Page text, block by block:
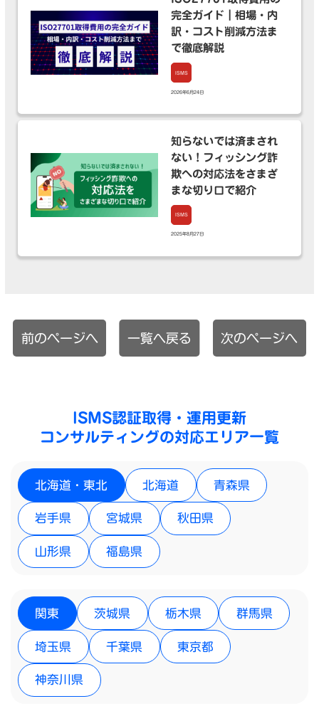
ISMS
2026年6月24日
完全ガイド｜相場・内
訳・コスト削減方法ま
で徹底解説
ISMS
2025年8月27日
知らないでは済まされ
ない！フィッシング詐
欺への対応法をさまざ
まな切り口で紹介
前のページへ 一覧へ戻る 次のページへ
ISMS認証取得・運用更新
コンサルティングの対応エリア一覧
北海道・東北 北海道 青森県
岩手県 宮城県 秋田県
山形県 福島県
関東 茨城県 栃木県 群馬県
埼玉県 千葉県 東京都
神奈川県